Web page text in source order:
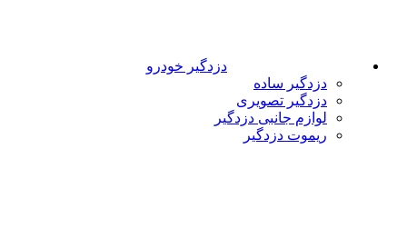
دزدگیر خودرو
دزدگیر ساده
دزدگیر تصویری
لوازم جانبی دزدگیر
ریموت دزدگیر